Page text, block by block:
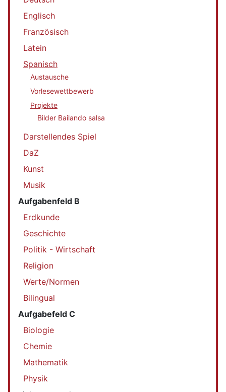
Englisch
Französisch
Latein
Spanisch
Austausche
Vorlesewettbewerb
Projekte
Bilder Bailando salsa
Darstellendes Spiel
DaZ
Kunst
Musik
Aufgabenfeld B
Erdkunde
Geschichte
Politik - Wirtschaft
Religion
Werte/Normen
Bilingual
Aufgabefeld C
Biologie
Chemie
Mathematik
Physik